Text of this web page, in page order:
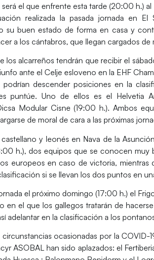
el que enfrente esta tarde (20:00 h.) al
realizada la pasada jornada en
su buen estado de forma en casa y
a los cántabros, que llegan cargados de
los alcarreños tendrán que recibir el
ante el Celje esloveno en la EHF
podrían descender posiciones en la
puntúe. Uno de ellos es el Helvetia
Modular Cisne(19:00 h.). Ambos
de moral de cara a las próximas
castellano y leonés en Nava de la
h.), dos equipos que se conocen
europeos en caso de victoria, mientras
si se llevan los dos puntos en
el próximo domingo (17:00 h.) el
en el que los gallegos tratarán de
adelantar en la clasificación a los
circunstancias ocasionadas por la COVID-
ASOBAL han sido aplazados: el